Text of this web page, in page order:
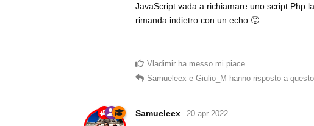
JavaScript vada a richiamare uno script Php
rimanda indietro con un echo 🙂
Vladimir ha messo mi piace
Samueleex e Giulio_M hanno risposto a
Samueleex 20 apr 2022